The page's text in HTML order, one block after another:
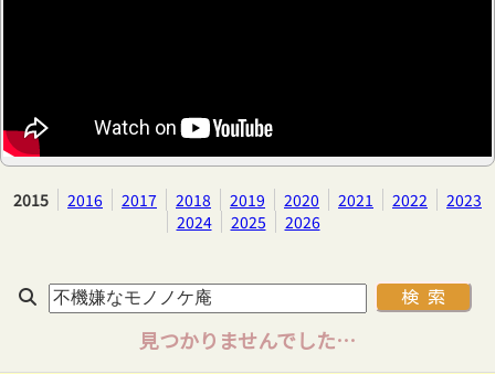
2015 2016 2017 2018 2019 2020 2021 2022
2023
2024
2025 2026
見つかりませんでした…